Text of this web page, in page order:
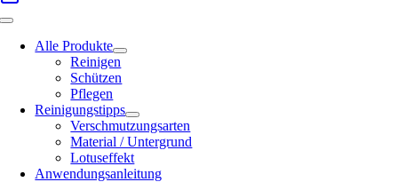
Toggle
NavigationAlle Produkte
Reinigen
Schützen
Pflegen
Reinigungstipps
Verschmutzungsarten
Material / Untergrund
Lotuseffekt
Anwendungsanleitung